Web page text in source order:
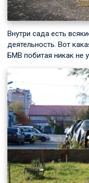
Внутри сада есть
деятельность. Вот
БМВ побитая никак не